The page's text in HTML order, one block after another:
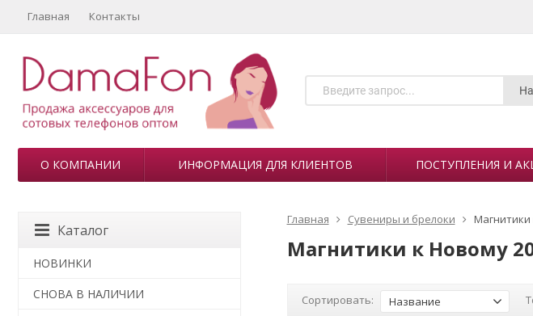
Главная Контакты
О КОМПАНИИ ИНФОРМАЦИЯ ДЛЯ КЛИЕНТОВ ПОСТУПЛЕНИЯ И
Главная Сувениры и брелоки Магнитики
Магнитики к Новому
Сортировать: Название
Каталог
НОВИНКИ
СНОВА В НАЛИЧИИ